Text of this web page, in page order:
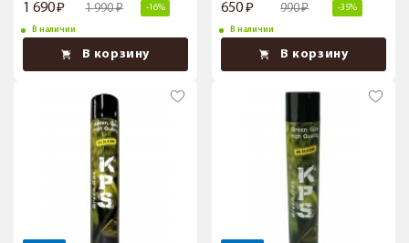
1 690 1 990 -16%
В наличии
В корзину
650 990 -35%
В наличии
В корзину